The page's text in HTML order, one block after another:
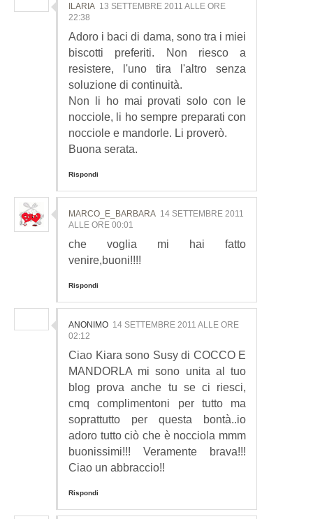
ILARIA 13 SETTEMBRE 2011 ALLE ORE
22:38
Adoro i baci di dama, sono tra i miei
biscotti preferiti. Non riesco a
resistere, l'uno tira l'altro senza
soluzione di continuità.
Non li ho mai provati solo con le
nocciole, li ho sempre preparati con
nocciole e mandorle. Li proverò.
Buona serata.
Rispondi
MARCO_E_BARBARA 14 SETTEMBRE 2011
ALLE ORE 00:01
che voglia mi hai fatto
venire,buoni!!!!
Rispondi
ANONIMO 14 SETTEMBRE 2011 ALLE ORE
02:12
Ciao Kiara sono Susy di COCCO E
MANDORLA mi sono unita al tuo
blog prova anche tu se ci riesci,
cmq complimentoni per tutto ma
soprattutto per questa bontà..io
adoro tutto ciò che è nocciola mmm
buonissimi!!! Veramente brava!!!
Ciao un abbraccio!!
Rispondi